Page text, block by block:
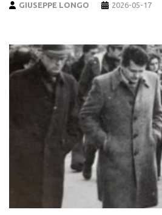
GIUSEPPE LONGO 2026-05-17